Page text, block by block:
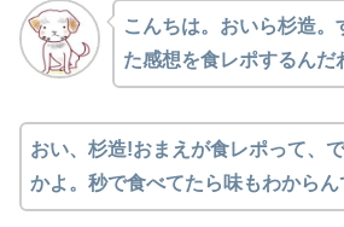
こんちは。おいら杉造。
た感想を食レポするんだ
おい、杉造!おまえが食レポって、
かよ。 秒で食べてたら味もわからん